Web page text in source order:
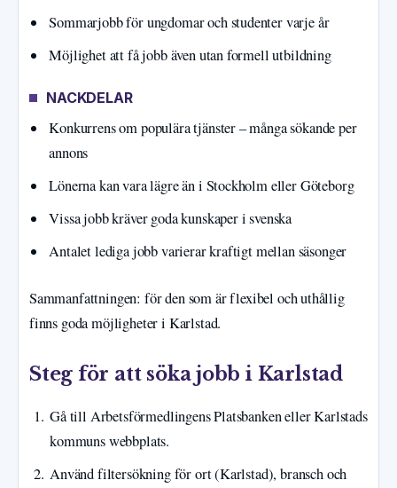
Sommarjobb för ungdomar och studenter varje år
Möjlighet att få jobb även utan formell utbildning
NACKDELAR
Konkurrens om populära tjänster – många sökande per
annons
Lönerna kan vara lägre än i Stockholm eller Göteborg
Vissa jobb kräver goda kunskaper i svenska
Antalet lediga jobb varierar kraftigt mellan säsonger
Sammanfattningen: för den som är flexibel och uthållig
finns goda möjligheter i Karlstad.
Steg för att söka jobb i Karlstad
Gå till Arbetsförmedlingens Platsbanken eller Karlstads
kommuns webbplats.
Använd filtersökning för ort (Karlstad), bransch och